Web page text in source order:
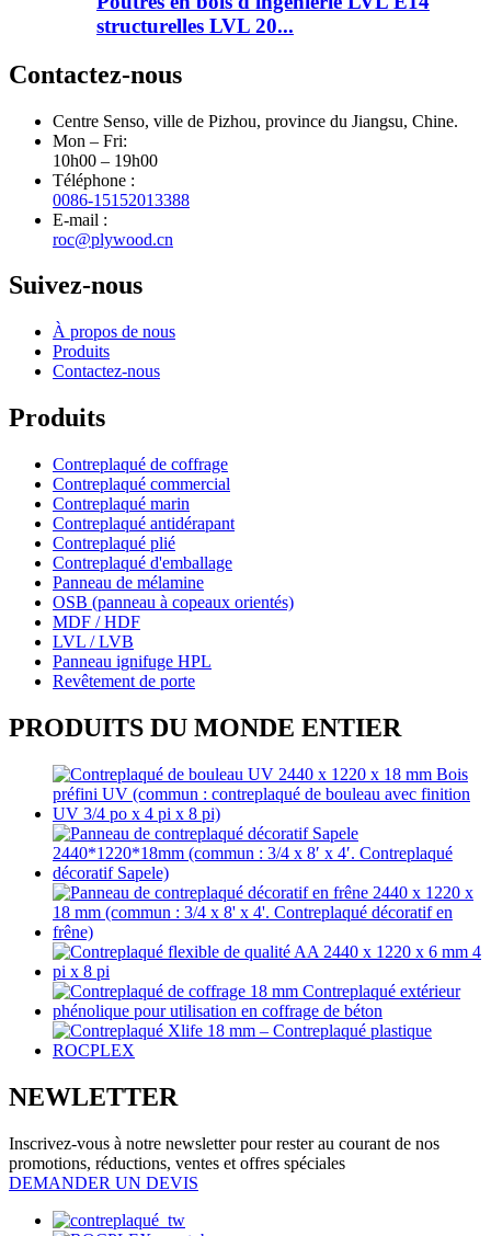
structurelles LVL 20...
Contactez-nous
Centre Senso, ville de Pizhou, province du Jiangsu, Chine.
Mon – Fri:
10h00 – 19h00
Téléphone :
0086-15152013388
E-mail :
roc@plywood.cn
Suivez-nous
À propos de nous
Produits
Contactez-nous
Produits
Contreplaqué de coffrage
Contreplaqué commercial
Contreplaqué marin
Contreplaqué antidérapant
Contreplaqué plié
Contreplaqué d'emballage
Panneau de mélamine
OSB (panneau à copeaux orientés)
MDF / HDF
LVL / LVB
Panneau ignifuge HPL
Revêtement de porte
PRODUITS DU MONDE ENTIER
NEWLETTER
Inscrivez-vous à notre newsletter pour rester au courant de nos
promotions, réductions, ventes et offres spéciales
DEMANDER UN DEVIS